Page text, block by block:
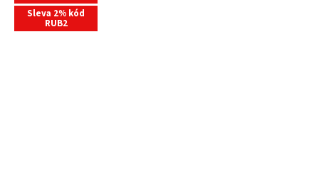
Sleva 2% kód
RUB2